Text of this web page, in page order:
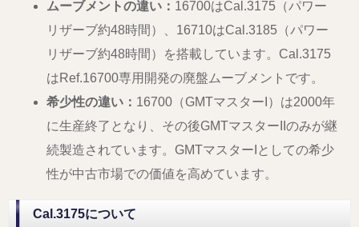
ムーブメントの違い： 16700はCal.3175（パワー
リザーブ約48時間）、16710はCal.3185（パワー
リザーブ約48時間）を搭載しています。Cal.3175
はRef.16700専用開発の廃盤ムーブメントです。
希少性の違い： 16700（GMTマスターI）は2000年
に生産終了となり、その後GMTマスターIIのみが継
続製造されています。GMTマスターIとしての希少
性が中古市場での価値を高めています。
Cal.3175について